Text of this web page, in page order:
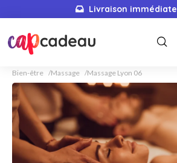
Livraison immédiate
Bien-être Massage Massage Lyon 06